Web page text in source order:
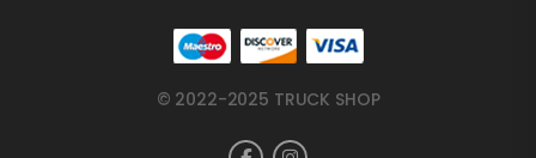
© 2022-2025 TRUCK SHOP